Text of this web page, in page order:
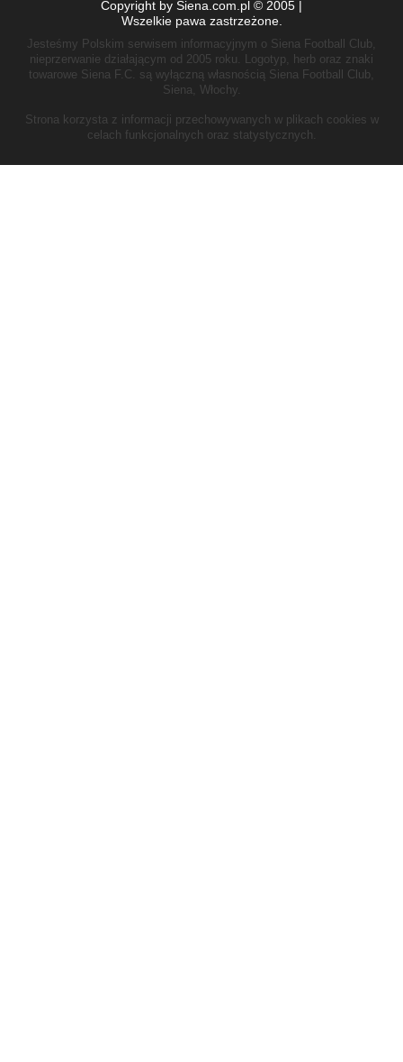
Copyright by Siena.com.pl © 2005 |
Wszelkie pawa zastrzeżone.
Jesteśmy Polskim serwisem informacyjnym o Siena Football Club,
nieprzerwanie działającym od 2005 roku. Logotyp, herb oraz znaki
towarowe Siena F.C. są wyłączną własnością Siena Football Club,
Siena, Włochy.
Strona korzysta z informacji przechowywanych w plikach cookies w
celach funkcjonalnych oraz statystycznych.